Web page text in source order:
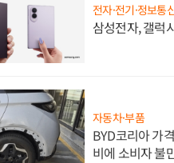
전자·전기·정보통
삼성전자, 갤럭
자동차·부품
BYD코리아 가
비에 소비자 불